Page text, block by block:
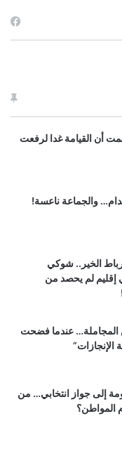
أن القيامة غدا لرفعت
والجماعة ناعسة!
الخير.. شوكي
لم يحصد من
عندما فضحت
الإنجازات”
إلى جواز انتخابي… من
المواطن؟